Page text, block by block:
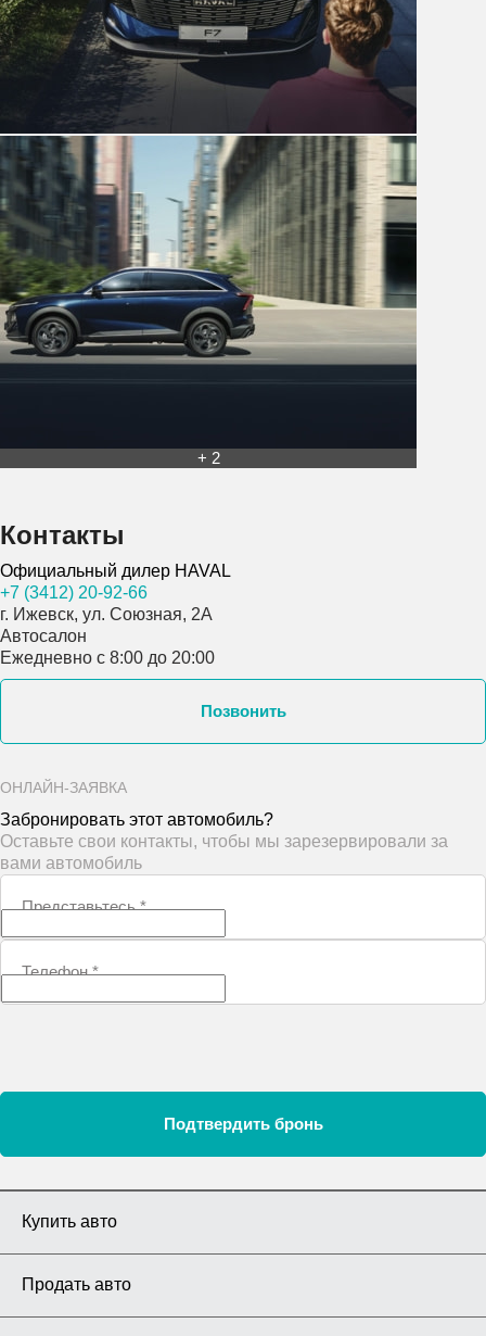
+ 2
Контакты
Официальный дилер HAVAL
+7 (3412) 20-92-66
г. Ижевск, ул. Союзная, 2А
Автосалон
Ежедневно с 8:00 до 20:00
Позвонить
ОНЛАЙН-ЗАЯВКА
Забронировать этот автомобиль?
Оставьте свои контакты, чтобы мы зарезервировали за
вами автомобиль
Представьтесь*
Телефон*
Подтвердить бронь
Купить авто
Продать авто